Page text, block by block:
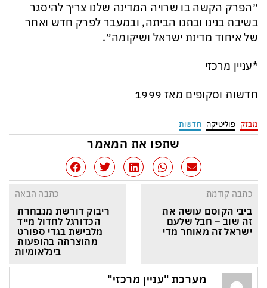
״הפרק הקשה בו שרויה המדינה שלנו צריך להיסגר
בשיבת בנינו ובתנו הביתה, ובמעבר לפרק חדש ואחר
של איחוד מדינת ישראל ושיקומה״.
*עניין מרכזי
חדשות וסקופים מאז 1999
מבזק פוליטיקה חדשות
שתפו את המאמר
כתבה קודמת
ביבי הקוסם עושה את
זה שוב – חבל שלעם
ישראל זה מאוחר מדי
כתבה הבאה
ריבוק דורשת מנבחרת
הכדורגל לחדול מייד
מלבישת בגדי ספורט
מתוצרתה בהופעות
בינלאומיות
מערכת "עניין מרכזי"